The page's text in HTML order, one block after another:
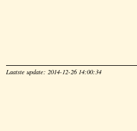
Laatste update: 2014-12-26 14:00:34